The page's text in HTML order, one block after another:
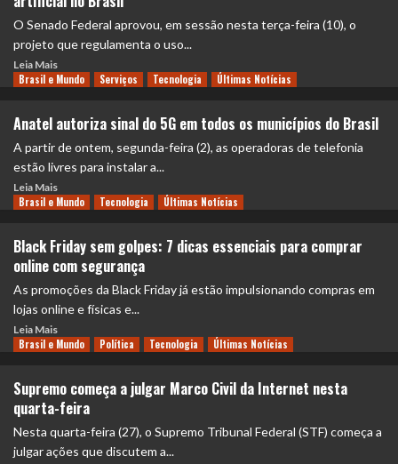
O Senado Federal aprovou, em sessão nesta terça-feira (10), o
projeto que regulamenta o uso...
Leia Mais
Brasil e Mundo Serviços Tecnologia Últimas Notícias
Anatel autoriza sinal do 5G em todos os municípios do Brasil
A partir de ontem, segunda-feira (2), as operadoras de telefonia
estão livres para instalar a...
Leia Mais
Brasil e Mundo Tecnologia Últimas Notícias
Black Friday sem golpes: 7 dicas essenciais para comprar
online com segurança
As promoções da Black Friday já estão impulsionando compras em
lojas online e físicas e...
Leia Mais
Brasil e Mundo Política Tecnologia Últimas Notícias
Supremo começa a julgar Marco Civil da Internet nesta
quarta-feira
Nesta quarta-feira (27), o Supremo Tribunal Federal (STF) começa a
julgar ações que discutem a...